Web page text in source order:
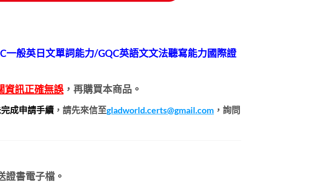
一般英日文單詞能力/GQC英語文文法聽寫能力國際證
資訊正確無誤 ，再購買本商品。
成申請手續 ，請先來信至gladworld.certs@gmail.com ，詢問
證書電子檔。